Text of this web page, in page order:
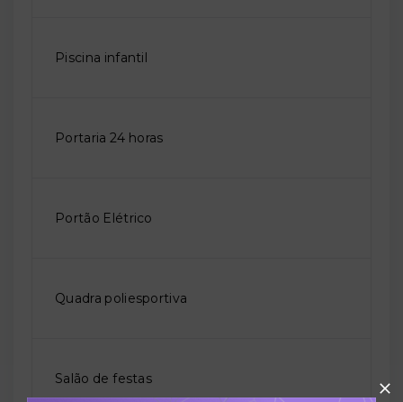
Piscina infantil
Portaria 24 horas
Portão Elétrico
Quadra poliesportiva
Salão de festas